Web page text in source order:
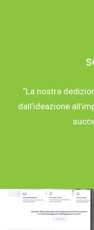
“La nostra
dall’ideazione